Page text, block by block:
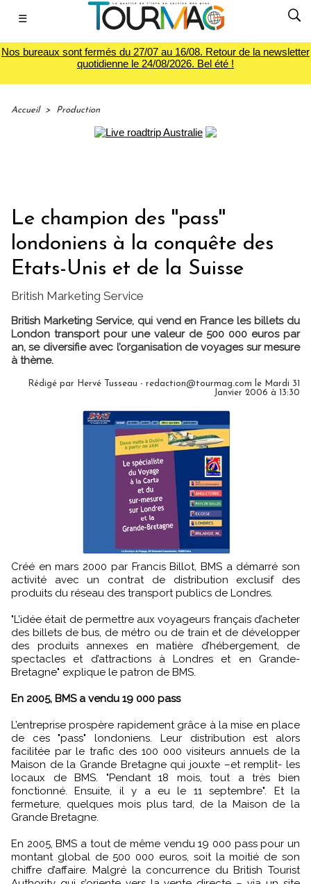
☰
Nos bureaux sont fermés du 27/07 au 16/08. Retour de la newsletter
quotidienne le 24/08/2026. Bel été !
Accueil > Production
Le champion des ''pass''
londoniens à la conquête des
Etats-Unis et de la Suisse
British Marketing Service
British Marketing Service, qui vend en France les billets du
London transport pour une valeur de 500 000 euros par
an, se diversifie avec l’organisation de voyages sur mesure
à thème.
Rédigé par Hervé Tusseau - redaction@tourmag.com le Mardi 31
Janvier 2006 à 13:30
Créé en mars 2000 par Francis Billot, BMS a démarré son
activité avec un contrat de distribution exclusif des
produits du réseau des transport publics de Londres.
"L’idée était de permettre aux voyageurs français d’acheter
des billets de bus, de métro ou de train et de développer
des produits annexes en matière d’hébergement, de
spectacles et d’attractions à Londres et en Grande-
Bretagne" explique le patron de BMS.
En 2005, BMS a vendu 19 000 pass
L’entreprise prospère rapidement grâce à la mise en place
de ces "pass" londoniens. Leur distribution est alors
facilitée par le trafic des 100 000 visiteurs annuels de la
Maison de la Grande Bretagne qui jouxte –et remplit- les
locaux de BMS. "Pendant 18 mois, tout a très bien
fonctionné. Ensuite, il y a eu le 11 septembre". Et la
fermeture, quelques mois plus tard, de la Maison de la
Grande Bretagne.
En 2005, BMS a tout de même vendu 19 000 pass pour un
montant global de 500 000 euros, soit la moitié de son
chiffre d’affaire. Malgré la concurrence du British Tourist